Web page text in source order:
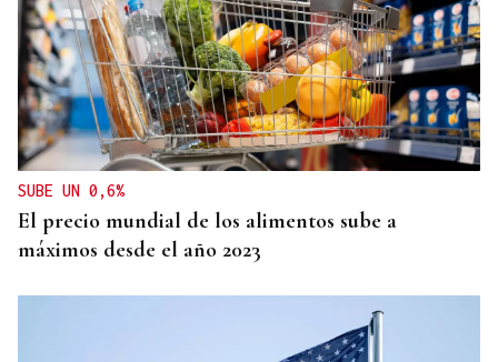
SUBE UN 0,6%
El precio mundial de los alimentos sube a
máximos desde el año 2023